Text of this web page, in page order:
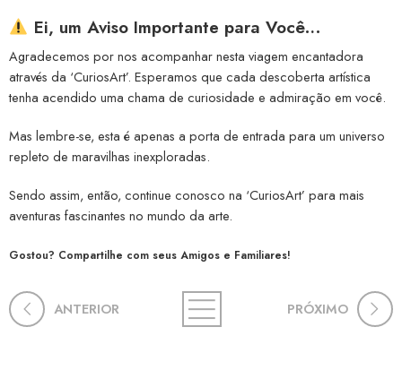
Ei, um Aviso Importante para Você…
Agradecemos por nos acompanhar nesta viagem encantadora
através da ‘CuriosArt’. Esperamos que cada descoberta artística
tenha acendido uma chama de curiosidade e admiração em você.
Mas lembre-se, esta é apenas a porta de entrada para um universo
repleto de maravilhas inexploradas.
Sendo assim, então, continue conosco na ‘CuriosArt’ para mais
aventuras fascinantes no mundo da arte.
Gostou? Compartilhe com seus Amigos e Familiares!
ANTERIOR PRÓXIMO